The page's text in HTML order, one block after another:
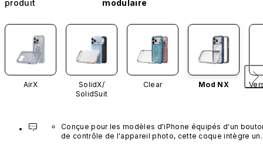
produit
modulaire
AirX
SolidX/
SolidSuit
Clear Mod NX
Conçue pour les modèles d'iPhone équipés d'un
de contrôle de l'appareil photo, cette coque intègre un